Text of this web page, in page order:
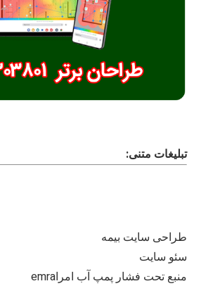
تبلیغات متنی:
طراحی سایت بیمه
سئو سایت
منبع تحت فشار پمپ آب امراemra